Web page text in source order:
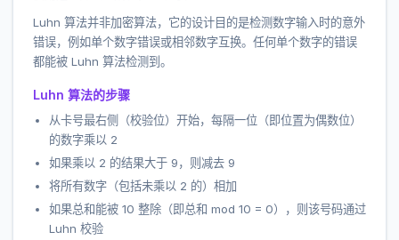
Luhn 算法并非加密算法，它的设计目的是检测数字输入时的意外
错误，例如单个数字错误或相邻数字互换。任何单个数字的错误
都能被 Luhn 算法检测到。
Luhn 算法的步骤
从卡号最右侧（校验位）开始，每隔一位（即位置为偶数位）
的数字乘以 2
如果乘以 2 的结果大于 9，则减去 9
将所有数字（包括未乘以 2 的）相加
如果总和能被 10 整除（即总和 mod 10 = 0），则该号码通过
Luhn 校验